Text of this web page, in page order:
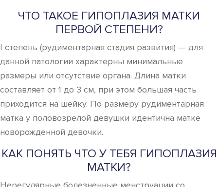
ЧТО ТАКОЕ ГИПОПЛАЗИЯ МАТКИ
ПЕРВОЙ СТЕПЕНИ?
I степень (рудиментарная стадия развития) — для
данной патологии характерны минимальные
размеры или отсутствие органа. Длина матки
составляет от 1 до 3 см, при этом большая часть
приходится на шейку. По размеру рудиментарная
матка у половозрелой девушки идентична матке
новорожденной девочки.
КАК ПОНЯТЬ ЧТО У ТЕБЯ ГИПОПЛАЗИЯ
МАТКИ?